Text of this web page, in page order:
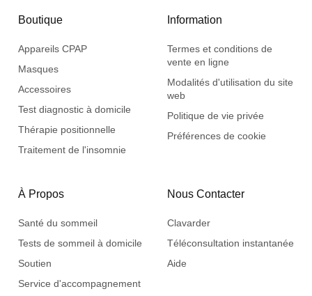
Boutique
Appareils CPAP
Masques
Accessoires
Test diagnostic à domicile
Thérapie positionnelle
Traitement de l'insomnie
Information
Termes et conditions de
vente en ligne
Modalités d'utilisation du site
web
Politique de vie privée
Préférences de cookie
À Propos
Santé du sommeil
Tests de sommeil à domicile
Soutien
Service d'accompagnement
Nous Contacter
Clavarder
Téléconsultation instantanée
Aide